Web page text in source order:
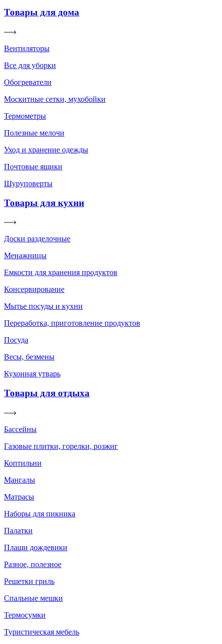
Товары для дома
Вентиляторы
Все для уборки
Обогреватели
Москитные сетки, мухобойки
Термометры
Полезные мелочи
Уход и хранение одежды
Почтовые ящики
Шуруповерты
Товары для кухни
Доски разделочные
Менажницы
Емкости для хранения продуктов
Консервирование
Мытье посуды и кухни
Переработка, приготовление продуктов
Посуда
Весы, безмены
Кухонная утварь
Товары для отдыха
Бассейны
Газовые плитки, горелки, розжиг
Коптильни
Мангалы
Матрасы
Наборы для пикника
Палатки
Плащи дождевики
Разное, полезное
Решетки гриль
Спальные мешки
Термосумки
Туристическая мебель